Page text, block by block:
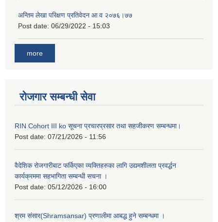
अन्तिम लेखा परिक्षण प्रतिवेदन आ व २०७६।७७
Post date: 06/29/2022 - 15:03
more
रोजगार सम्बन्धी सेवा
RIN Cohort III ko सूचना प्रचारप्रसार तथा सहजीकरण सम्बन्धमा।
Post date: 07/21/2026 - 11:56
वैदेशिक रोजगारीबाट फर्किएका व्यक्तिहरुका लागि उद्यमशीलता प्रवर्द्धन
कार्यक्रममा सहभागिता सम्बन्धी सचना ।
Post date: 05/12/2026 - 16:00
श्रम संसार(Shramsansar) प्रणालीमा आबद्ध हुने सम्बन्धमा ।